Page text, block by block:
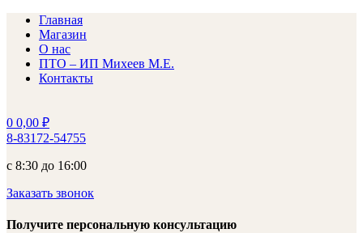
Главная
Магазин
О нас
ПТО – ИП Михеев М.Е.
Контакты
0 0,00 ₽
8-83172-54755
с 8:30 до 16:00
Заказать звонок
Получите персональную консультацию